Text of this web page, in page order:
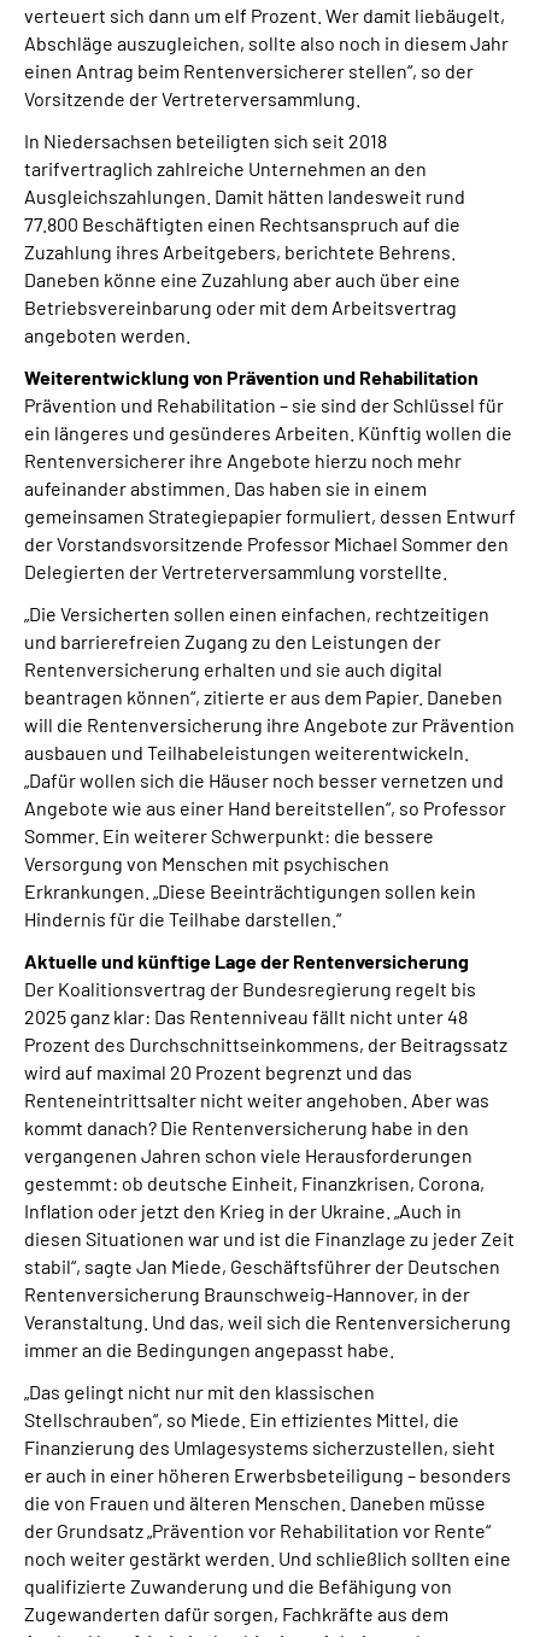
verteuert sich dann um elf Prozent. Wer damit liebäugelt,
Abschläge auszugleichen, sollte also noch in diesem Jahr
einen Antrag beim Rentenversicherer stellen“, so der
Vorsitzende der Vertreterversammlung.
In Niedersachsen beteiligten sich seit 2018
tarifvertraglich zahlreiche Unternehmen an den
Ausgleichszahlungen. Damit hätten landesweit rund
77.800 Beschäftigten einen Rechtsanspruch auf die
Zuzahlung ihres Arbeitgebers, berichtete Behrens.
Daneben könne eine Zuzahlung aber auch über eine
Betriebsvereinbarung oder mit dem Arbeitsvertrag
angeboten werden.
Weiterentwicklung von Prävention und Rehabilitation
Prävention und Rehabilitation – sie sind der Schlüssel für
ein längeres und gesünderes Arbeiten. Künftig wollen die
Rentenversicherer ihre Angebote hierzu noch mehr
aufeinander abstimmen. Das haben sie in einem
gemeinsamen Strategiepapier formuliert, dessen Entwurf
der Vorstandsvorsitzende Professor Michael Sommer den
Delegierten der Vertreterversammlung vorstellte.
„Die Versicherten sollen einen einfachen, rechtzeitigen
und barrierefreien Zugang zu den Leistungen der
Rentenversicherung erhalten und sie auch digital
beantragen können“, zitierte er aus dem Papier. Daneben
will die Rentenversicherung ihre Angebote zur Prävention
ausbauen und Teilhabeleistungen weiterentwickeln.
„Dafür wollen sich die Häuser noch besser vernetzen und
Angebote wie aus einer Hand bereitstellen“, so Professor
Sommer. Ein weiterer Schwerpunkt: die bessere
Versorgung von Menschen mit psychischen
Erkrankungen. „Diese Beeinträchtigungen sollen kein
Hindernis für die Teilhabe darstellen.“
Aktuelle und künftige Lage der Rentenversicherung
Der Koalitionsvertrag der Bundesregierung regelt bis
2025 ganz klar: Das Rentenniveau fällt nicht unter 48
Prozent des Durchschnittseinkommens, der Beitragssatz
wird auf maximal 20 Prozent begrenzt und das
Renteneintrittsalter nicht weiter angehoben. Aber was
kommt danach? Die Rentenversicherung habe in den
vergangenen Jahren schon viele Herausforderungen
gestemmt: ob deutsche Einheit, Finanzkrisen, Corona,
Inflation oder jetzt den Krieg in der Ukraine. „Auch in
diesen Situationen war und ist die Finanzlage zu jeder Zeit
stabil“, sagte Jan Miede, Geschäftsführer der Deutschen
Rentenversicherung Braunschweig-Hannover, in der
Veranstaltung. Und das, weil sich die Rentenversicherung
immer an die Bedingungen angepasst habe.
„Das gelingt nicht nur mit den klassischen
Stellschrauben“, so Miede. Ein effizientes Mittel, die
Finanzierung des Umlagesystems sicherzustellen, sieht
er auch in einer höheren Erwerbsbeteiligung – besonders
die von Frauen und älteren Menschen. Daneben müsse
der Grundsatz „Prävention vor Rehabilitation vor Rente“
noch weiter gestärkt werden. Und schließlich sollten eine
qualifizierte Zuwanderung und die Befähigung von
Zugewanderten dafür sorgen, Fachkräfte aus dem